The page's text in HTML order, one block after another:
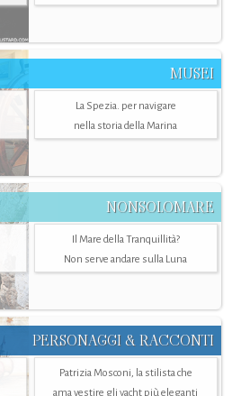
MUSEI
La Spezia. per navigare
nella storia della Marina
NONSOLOMARE
Il Mare della Tranquillità?
Non serve andare sulla Luna
PERSONAGGI & RACCONTI
Patrizia Mosconi, la stilista che
ama vestire gli yacht più eleganti